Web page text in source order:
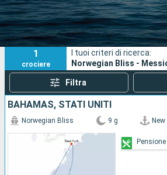
Mesi di partenza
Porti
Ricerca
1
crociere
I tuoi criteri di ricerca:
Norwegian Bliss -
Filtra
BAHAMAS, STATI UNITI
Norwegian Bliss 9 g